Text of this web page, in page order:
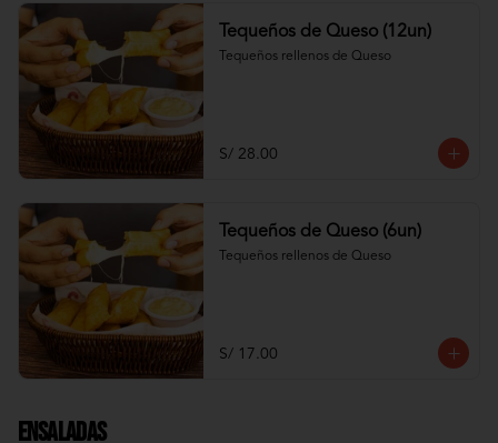
Tequeños de Queso (12un)
Tequeños rellenos de Queso
S/ 28.00
Tequeños de Queso (6un)
Tequeños rellenos de Queso
S/ 17.00
Ensaladas